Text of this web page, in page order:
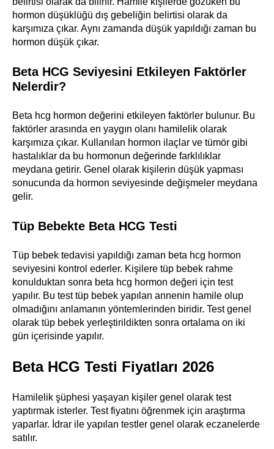
hormon düşüklüğü dış gebeliğin belirtisi olarak da
karşımıza çıkar. Aynı zamanda düşük yapıldığı zaman bu
hormon düşük çıkar.
Beta HCG Seviyesini Etkileyen Faktörler
Nelerdir?
Beta hcg hormon değerini etkileyen faktörler bulunur. Bu
faktörler arasında en yaygın olanı hamilelik olarak
karşımıza çıkar. Kullanılan hormon ilaçlar ve tümör gibi
hastalıklar da bu hormonun değerinde farklılıklar
meydana getirir. Genel olarak kişilerin düşük yapması
sonucunda da hormon seviyesinde değişmeler meydana
gelir.
Tüp Bebekte Beta HCG Testi
Tüp bebek tedavisi yapıldığı zaman beta hcg hormon
seviyesini kontrol ederler. Kişilere tüp bebek rahme
konulduktan sonra beta hcg hormon değeri için test
yapılır. Bu test tüp bebek yapılan annenin hamile olup
olmadığını anlamanın yöntemlerinden biridir. Test genel
olarak tüp bebek yerleştirildikten sonra ortalama on iki
gün içerisinde yapılır.
Beta HCG Testi Fiyatları 2026
Hamilelik şüphesi yaşayan kişiler genel olarak test
yaptırmak isterler. Test fiyatını öğrenmek için araştırma
yaparlar. İdrar ile yapılan testler genel olarak eczanelerde
satılır.